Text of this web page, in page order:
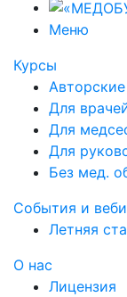
Меню
Курсы
Для
Для
Для
Без мед.
События и
Летняя
О нас
Лицензия